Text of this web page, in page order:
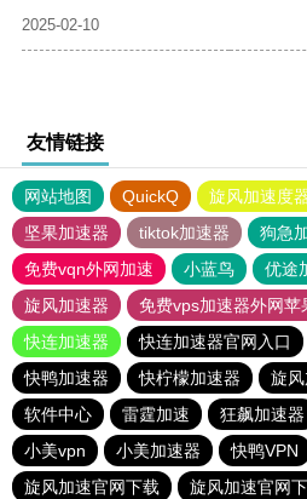
2025-02-10
友情链接
网站地图 QuickQ 旋风加速度
坚果加速器
tiktok加速器
狗急
免费vqn外网加速
小蓝鸟 优途
旋风加速器
免费vps加速器外网苹
快连加速器
快连加速器官网入口
快鸭加速器
快柠檬加速器 旋
软件中心
雷霆加速 狂飙加速器
小美vpn
小美加速器 快鸭VPN
旋风加速官网下载
旋风加速官网